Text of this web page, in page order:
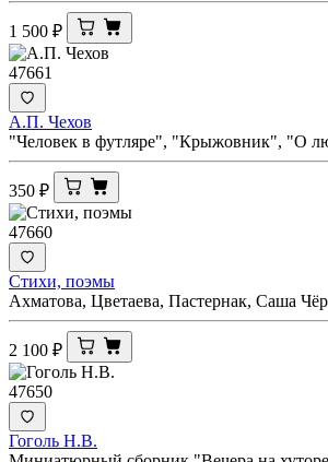
1 500 ₽
47661
А.П. Чехов
"Человек в футляре", "Крыжовник", "О
350 ₽
47660
Стихи, поэмы
Ахматова, Цветаева, Пастернак, Саша
2 100 ₽
47650
Гоголь Н.В.